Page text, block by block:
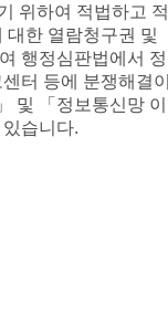
위하여 적법하고 적
대한 열람청구권 및
행정심판법에서 정
터 등에 분쟁해결이
및 「정보통신망 이
습니다.